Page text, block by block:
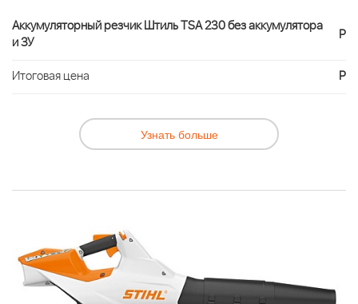
Аккумуляторный резчик Штиль TSA 230 без аккумулятора
и ЗУ
Р
Итоговая цена Р
Узнать больше